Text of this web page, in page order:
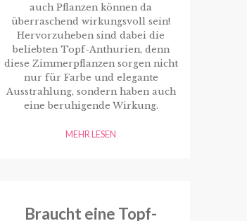
auch Pflanzen können da
überraschend wirkungsvoll sein!
Hervorzuheben sind dabei die
beliebten Topf-Anthurien, denn
diese Zimmerpflanzen sorgen nicht
nur für Farbe und elegante
Ausstrahlung, sondern haben auch
eine beruhigende Wirkung.
MEHR LESEN
Braucht eine Topf-